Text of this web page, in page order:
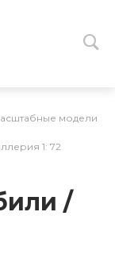
модели
1: 72
/